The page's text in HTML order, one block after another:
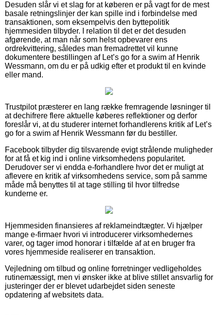
Desuden slår vi et slag for at køberen er på vagt for de mest
basale retningslinjer der kan spille ind i forbindelse med
transaktionen, som eksempelvis den byttepolitik
hjemmesiden tilbyder. I relation til det er det desuden
afgørende, at man når som helst opbevarer ens
ordrekvittering, således man fremadrettet vil kunne
dokumentere bestillingen af Let’s go for a swim af Henrik
Wessmann, om du er på udkig efter et produkt til en kvinde
eller mand.
Trustpilot præsterer en lang række fremragende løsninger til
at dechifrere flere aktuelle køberes reflektioner og derfor
foreslår vi, at du studerer internet forhandlerens kritik af Let’s
go for a swim af Henrik Wessmann før du bestiller.
Facebook tilbyder dig tilsvarende evigt strålende muligheder
for at få et kig ind i online virksomhedens popularitet.
Derudover ser vi endda e-forhandlere hvor det er muligt at
aflevere en kritik af virksomhedens service, som på samme
måde må benyttes til at tage stilling til hvor tilfredse
kunderne er.
Hjemmesiden finansieres af reklameindtægter. Vi hjælper
mange e-firmaer hvori vi introducerer virksomhedernes
varer, og tager imod honorar i tilfælde af at en bruger fra
vores hjemmeside realiserer en transaktion.
Vejledning om tilbud og online forretninger vedligeholdes
rutinemæssigt, men vi ønsker ikke at blive stillet ansvarlig for
justeringer der er blevet udarbejdet siden seneste
opdatering af websitets data.